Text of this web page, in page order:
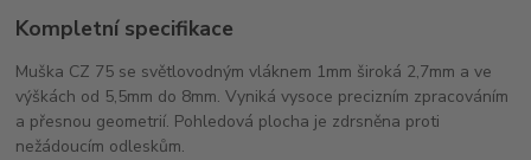
Kompletní specifikace
Muška CZ 75 se světlovodným vláknem 1mm široká 2,7mm a ve
výškách od 5,5mm do 8mm. Vyniká vysoce precizním zpracováním
a přesnou geometrií. Pohledová plocha je zdrsněna proti
nežádoucím odleskům.